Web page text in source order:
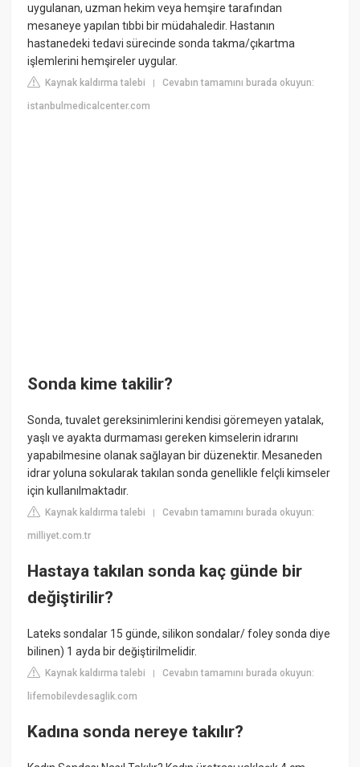
uygulanan, uzman hekim veya hemşire tarafından
mesaneye yapılan tıbbi bir müdahaledir. Hastanın
hastanedeki tedavi sürecinde sonda takma/çıkartma
işlemlerini hemşireler uygular.
Kaynak kaldırma talebi |Cevabın tamamını burada okuyun:
istanbulmedicalcenter.com
Sonda kime takilir?
Sonda, tuvalet gereksinimlerini kendisi göremeyen yatalak,
yaşlı ve ayakta durmaması gereken kimselerin idrarını
yapabilmesine olanak sağlayan bir düzenektir. Mesaneden
idrar yoluna sokularak takılan sonda genellikle felçli kimseler
için kullanılmaktadır.
Kaynak kaldırma talebi |Cevabın tamamını burada okuyun:
milliyet.com.tr
Hastaya takılan sonda kaç günde bir
değiştirilir?
Lateks sondalar 15 günde, silikon sondalar/ foley sonda diye
bilinen) 1 ayda bir değiştirilmelidir.
Kaynak kaldırma talebi |Cevabın tamamını burada okuyun:
lifemobilevdesaglik.com
Kadına sonda nereye takılır?